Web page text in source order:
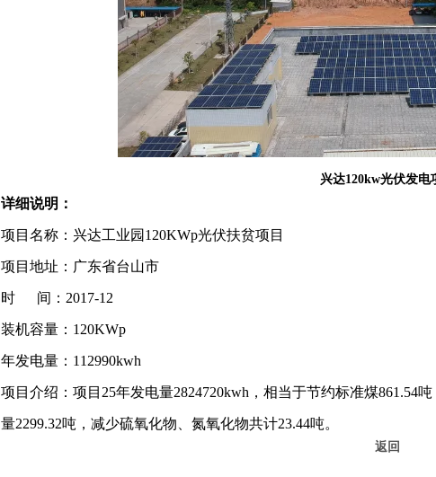
兴达120kw光伏发电
详细说明：
项目名称：兴达工业园120KWp光伏扶贫项目
项目地址：广东省台山市
时 间：2017-12
装机容量：120KWp
年发电量：112990kwh
项目介绍：项目25年发电量2824720kwh，相当于节约标准煤861.54
量2299.32吨，减少硫氧化物、氮氧化物共计23.44吨。
返回